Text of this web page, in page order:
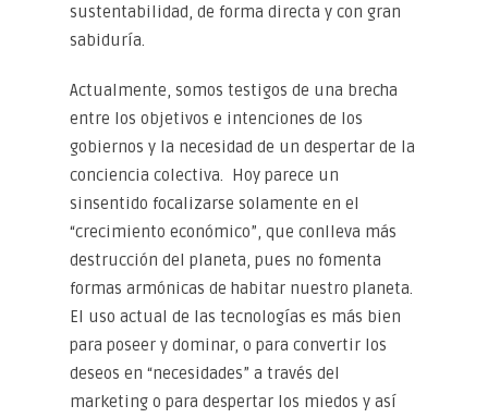
sustentabilidad, de forma directa y con gran
sabiduría.
Actualmente, somos testigos de una brecha
entre los objetivos e intenciones de los
gobiernos y la necesidad de un despertar de la
conciencia colectiva. Hoy parece un
sinsentido focalizarse solamente en el
“crecimiento económico”, que conlleva más
destrucción del planeta, pues no fomenta
formas armónicas de habitar nuestro planeta.
El uso actual de las tecnologías es más bien
para poseer y dominar, o para convertir los
deseos en “necesidades” a través del
marketing o para despertar los miedos y así